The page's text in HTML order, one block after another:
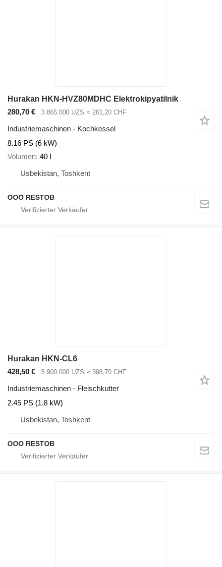
Hurakan HKN-HVZ80MDHC Elektrokipyatilnik
280,70 €
3.865.000 UZS ≈ 261,20 CHF
Industriemaschinen - Kochkessel
8.16 PS (6 kW)
Volumen 40 l
Usbekistan, Toshkent
OOO RESTOB
Hurakan HKN-CL6
428,50 €
5.900.000 UZS ≈ 398,70 CHF
Industriemaschinen - Fleischkutter
2.45 PS (1.8 kW)
Usbekistan, Toshkent
OOO RESTOB